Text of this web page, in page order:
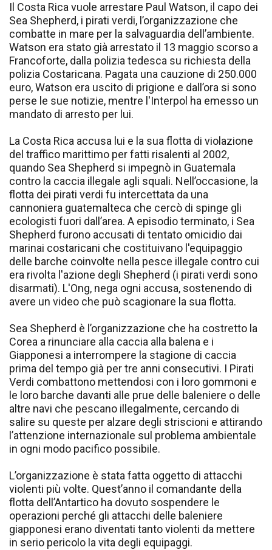
Il Costa Rica vuole arrestare Paul Watson, il capo dei
Sea Shepherd, i pirati verdi, l’organizzazione che
combatte in mare per la salvaguardia dell’ambiente.
Watson era stato già arrestato il 13 maggio scorso a
Francoforte, dalla polizia tedesca su richiesta della
polizia Costaricana. Pagata una cauzione di 250.000
euro, Watson era uscito di prigione e dall’ora si sono
perse le sue notizie, mentre l'Interpol ha emesso un
mandato di arresto per lui.
La Costa Rica accusa lui e la sua flotta di violazione
del traffico marittimo per fatti risalenti al 2002,
quando Sea Shepherd si impegnò in Guatemala
contro la caccia illegale agli squali. Nell’occasione, la
flotta dei pirati verdi fu intercettata da una
cannoniera guatemalteca che cercò di spinge gli
ecologisti fuori dall’area. A episodio terminato, i Sea
Shepherd furono accusati di tentato omicidio dai
marinai costaricani che costituivano l'equipaggio
delle barche coinvolte nella pesce illegale contro cui
era rivolta l'azione degli Shepherd (i pirati verdi sono
disarmati). L'Ong, nega ogni accusa, sostenendo di
avere un video che può scagionare la sua flotta.
Sea Shepherd è l’organizzazione che ha costretto la
Corea a rinunciare alla caccia alla balena e i
Giapponesi a interrompere la stagione di caccia
prima del tempo già per tre anni consecutivi. I Pirati
Verdi combattono mettendosi con i loro gommoni e
le loro barche davanti alle prue delle baleniere o delle
altre navi che pescano illegalmente, cercando di
salire su queste per alzare degli striscioni e attirando
l’attenzione internazionale sul problema ambientale
in ogni modo pacifico possibile.
L’organizzazione è stata fatta oggetto di attacchi
violenti più volte. Quest’anno il comandante della
flotta dell’Antartico ha dovuto sospendere le
operazioni perché gli attacchi delle baleniere
giapponesi erano diventati tanto violenti da mettere
in serio pericolo la vita degli equipaggi.